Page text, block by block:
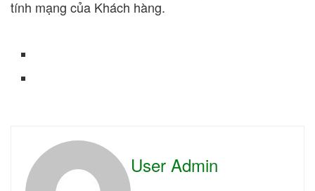
tính mạng của Khách hàng.
User Admin